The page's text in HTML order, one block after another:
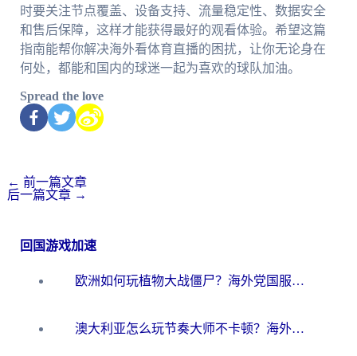
时要关注节点覆盖、设备支持、流量稳定性、数据安全
和售后保障，这样才能获得最好的观看体验。希望这篇
指南能帮你解决海外看体育直播的困扰，让你无论身在
何处，都能和国内的球迷一起为喜欢的球队加油。
Spread the love
← 前一篇文章
后一篇文章 →
回国游戏加速
欧洲如何玩植物大战僵尸？海外党国服游戏加速避坑指南（附实测对比）
澳大利亚怎么玩节奏大师不卡顿？海外党国服游戏加速终极指南